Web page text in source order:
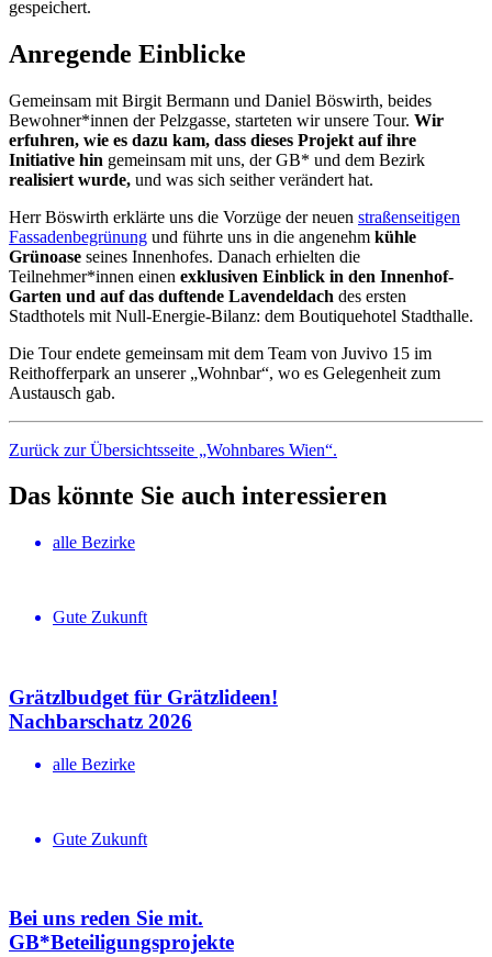
gespeichert.
Anregende Einblicke
Gemeinsam mit Birgit Bermann und Daniel Böswirth, beides
Bewohner*innen der Pelzgasse, starteten wir unsere Tour. Wir
erfuhren, wie es dazu kam, dass dieses Projekt auf ihre
Initiative hin gemeinsam mit uns, der GB* und dem Bezirk
realisiert wurde, und was sich seither verändert hat.
Herr Böswirth erklärte uns die Vorzüge der neuen straßenseitigen
Fassadenbegrünung und führte uns in die angenehm kühle
Grünoase seines Innenhofes. Danach erhielten die
Teilnehmer*innen einen exklusiven Einblick in den Innenhof-
Garten und auf das duftende Lavendeldach des ersten
Stadthotels mit Null-Energie-Bilanz: dem Boutiquehotel Stadthalle.
Die Tour endete gemeinsam mit dem Team von Juvivo 15 im
Reithofferpark an unserer „Wohnbar“, wo es Gelegenheit zum
Austausch gab.
Zurück zur Übersichtsseite „Wohnbares Wien“.
Das könnte Sie auch interessieren
alle Bezirke
Gute Zukunft
Grätzlbudget für Grätzlideen!
Nachbar­schatz 2026
alle Bezirke
Gute Zukunft
Bei uns reden Sie mit.
GB*Betei­li­gungs­projekte